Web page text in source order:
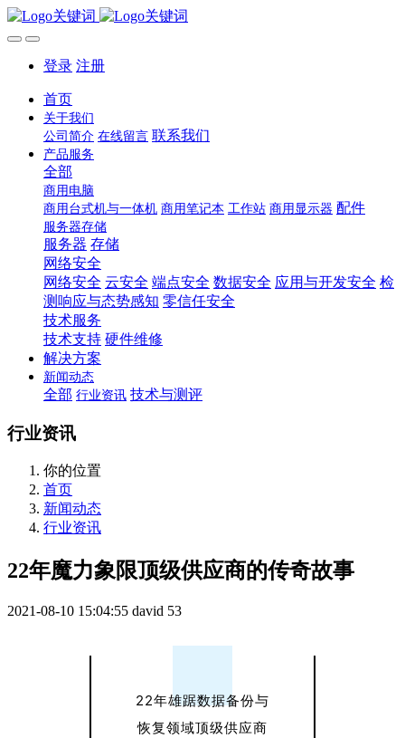
登录 注册
首页
关于我们
公司简介 在线留言 联系我们
产品服务
全部
商用电脑
商用台式机与一体机 商用笔记本 工作站 商用显示器 配件
服务器存储
服务器 存储
网络安全
网络安全 云安全 端点安全 数据安全 应用与开发安全 检
测响应与态势感知 零信任安全
技术服务
技术支持 硬件维修
解决方案
新闻动态
全部 行业资讯 技术与测评
行业资讯
你的位置
首页
新闻动态
行业资讯
22年魔力象限顶级供应商的传奇故事
2021-08-10 15:04:55 david 53
22年雄踞数据备份与
恢复领域顶级供应商